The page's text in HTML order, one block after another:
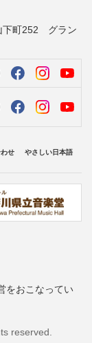
下町252 グラン
せ やさしい日本語
をおこなってい
reserved.